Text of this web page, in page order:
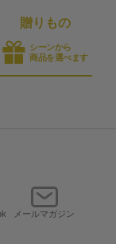
贈りもの
シーンから
商品を選べます
メールマガジン